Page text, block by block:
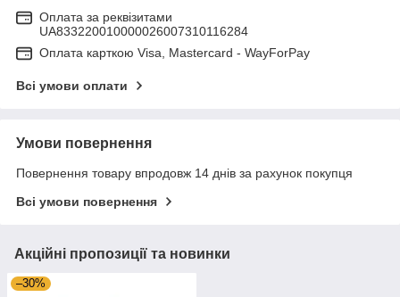
Оплата за реквізитами
UA833220010000026007310116284
Оплата карткою Visa, Mastercard - WayForPay
Всі умови оплати
Умови повернення
Повернення товару впродовж 14 днів за рахунок покупця
Всі умови повернення
Акційні пропозиції та новинки
–30%